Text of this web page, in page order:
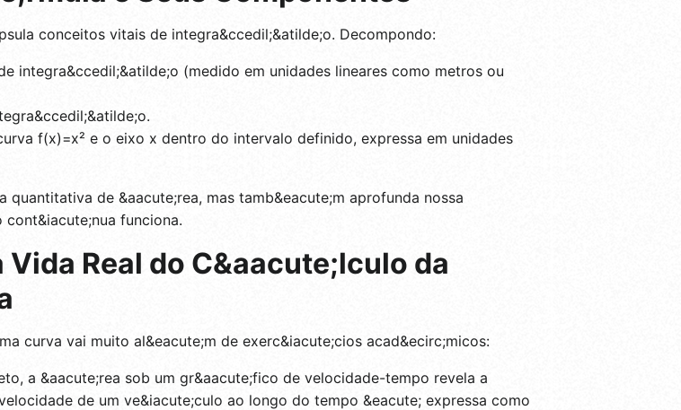
conceitos vitais de integra&ccedil;&atilde;o. Decompondo:
integra&ccedil;&atilde;o (medido em unidades lineares como metros ou
f(x)=x² e o eixo x dentro do intervalo definido, expressa em unidades
de &aacute;rea, mas tamb&eacute;m aprofunda nossa
funciona.
Real do C&aacute;lculo da
curva vai muito al&eacute;m de exerc&iacute;cios acad&ecirc;micos:
a &aacute;rea sob um gr&aacute;fico de velocidade-tempo revela a
de um ve&iacute;culo ao longo do tempo &eacute; expressa como